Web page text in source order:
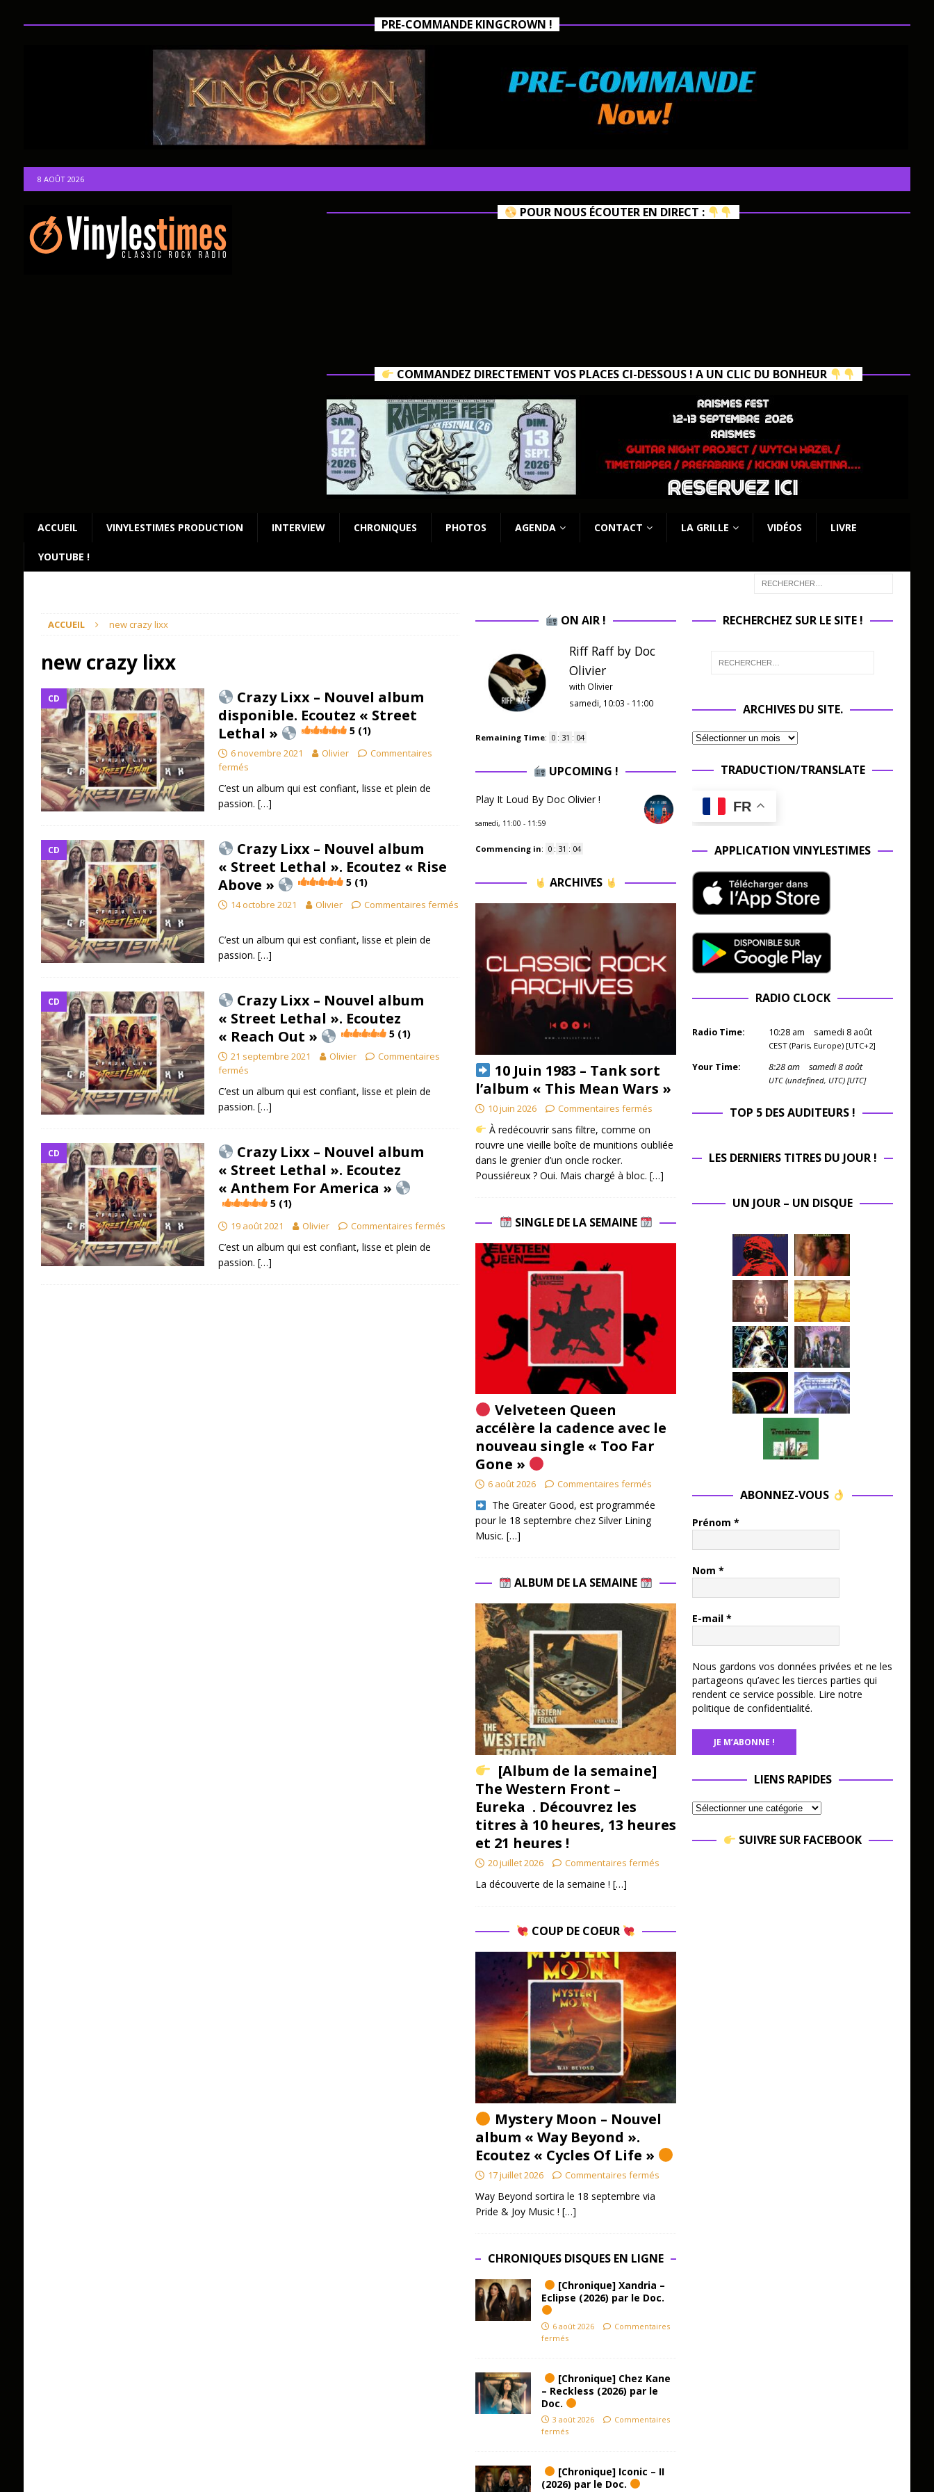
PRE-COMMANDE KINGCROWN !
8 AOÛT 2026
POUR NOUS ÉCOUTER EN DIRECT :
COMMANDEZ DIRECTEMENT VOS PLACES CI-DESSOUS ! A UN CLIC DU BONHEUR
ACCUEIL VINYLESTIMES PRODUCTION INTERVIEW CHRONIQUES PHOTOS AGENDA CONTACT LA GRILLE VIDÉOS LIVRE
YOUTUBE !
ACCUEIL new crazy lixx
new crazy lixx
CD
Crazy Lixx – Nouvel album
disponible. Ecoutez « Street
Lethal »
5 (1)
6 novembre 2021 Olivier
Commentaires
fermés
C’est un album qui est confiant, lisse et plein de
passion. […]
CD
Crazy Lixx – Nouvel album
« Street Lethal ». Ecoutez « Rise
Above »
5 (1)
14 octobre 2021 Olivier Commentaires fermés
C’est un album qui est confiant, lisse et plein de
passion. […]
CD
Crazy Lixx – Nouvel album
« Street Lethal ». Ecoutez
« Reach Out »
5 (1)
21 septembre 2021 Olivier
Commentaires
fermés
C’est un album qui est confiant, lisse et plein de
passion. […]
CD
Crazy Lixx – Nouvel album
« Street Lethal ». Ecoutez
« Anthem For America »
5 (1)
19 août 2021 Olivier Commentaires fermés
C’est un album qui est confiant, lisse et plein de
passion. […]
ON AIR !
Riff Raff by Doc
Olivier
with Olivier
samedi, 10:03 - 11:00
Remaining Time: 0 : 31 : 03
UPCOMING !
Play It Loud By Doc Olivier !
samedi, 11:00 - 11:59
Commencing in: 0 : 31 : 03
ARCHIVES
10 Juin 1983 – Tank sort
l’album « This Mean Wars »
10 juin 2026 Commentaires fermés
À redécouvrir sans filtre, comme on
rouvre une vieille boîte de munitions oubliée
dans le grenier d’un oncle rocker.
Poussiéreux ? Oui. Mais chargé à bloc. […]
SINGLE DE LA SEMAINE
Velveteen Queen
accélère la cadence avec le
nouveau single « Too Far
Gone »
6 août 2026 Commentaires fermés
​ The Greater Good, est programmée
pour le 18 septembre chez Silver Lining
Music. […]
ALBUM DE LA SEMAINE
[Album de la semaine]
The Western Front –
Eureka . Découvrez les
titres à 10 heures, 13 heures
et 21 heures !
20 juillet 2026 Commentaires fermés
La découverte de la semaine ! […]
COUP DE COEUR
Mystery Moon – Nouvel
album « Way Beyond ».
Ecoutez « Cycles Of Life »
17 juillet 2026 Commentaires fermés
Way Beyond sortira le 18 septembre via
Pride & Joy Music ! […]
CHRONIQUES DISQUES EN LIGNE
[Chronique] Xandria –
Eclipse (2026) par le Doc.
6 août 2026
Commentaires
fermés
[Chronique] Chez Kane
– Reckless (2026) par le
Doc.
3 août 2026
Commentaires
fermés
[Chronique] Iconic – II
(2026) par le Doc.
RECHERCHEZ SUR LE SITE !
ARCHIVES DU SITE.
TRADUCTION/TRANSLATE
FR
APPLICATION VINYLESTIMES
RADIO CLOCK
Radio Time: 10:28 am samedi 8 août
CEST (Paris, Europe) [UTC+2]
Your Time: 8:28am samedi 8 août
UTC (undefined, UTC) [UTC]
TOP 5 DES AUDITEURS !
LES DERNIERS TITRES DU JOUR !
UN JOUR – UN DISQUE
ABONNEZ-VOUS
Prénom *
Nom *
E-mail *
Nous gardons vos données privées et ne les
partageons qu’avec les tierces parties qui
rendent ce service possible. Lire notre
politique de confidentialité.
LIENS RAPIDES
SUIVRE SUR FACEBOOK